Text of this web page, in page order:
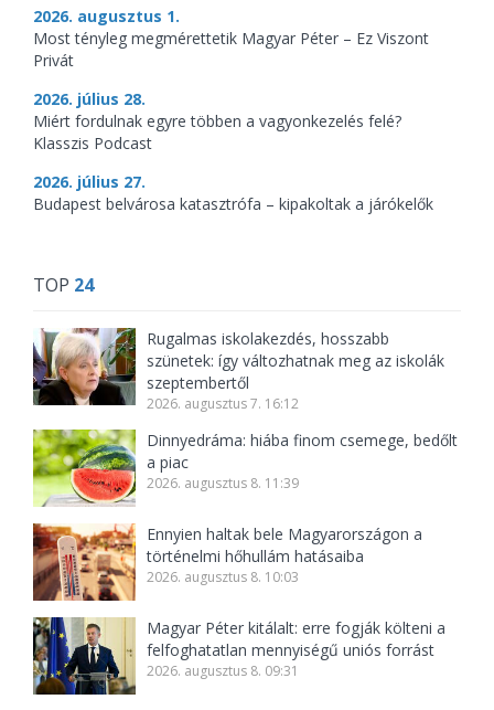
2026. augusztus 1.
Most tényleg megmérettetik Magyar Péter – Ez Viszont
Privát
2026. július 28.
Miért fordulnak egyre többen a vagyonkezelés felé?
Klasszis Podcast
2026. július 27.
Budapest belvárosa katasztrófa – kipakoltak a járókelők
TOP 24
Rugalmas iskolakezdés, hosszabb
szünetek: így változhatnak meg az iskolák
szeptembertől
2026. augusztus 7. 16:12
Dinnyedráma: hiába finom csemege, bedőlt
a piac
2026. augusztus 8. 11:39
Ennyien haltak bele Magyarországon a
történelmi hőhullám hatásaiba
2026. augusztus 8. 10:03
Magyar Péter kitálalt: erre fogják költeni a
felfoghatatlan mennyiségű uniós forrást
2026. augusztus 8. 09:31